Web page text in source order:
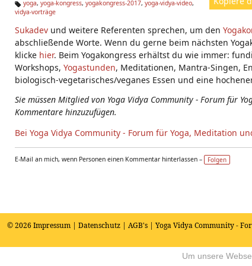
Ta
s:
yoga, yoga-kongress, yogakongress-2017, yoga-vidya-video,
vidya-vorträge
Sukadev und weitere Referenten sprechen, um den
abschließende Worte. Wenn du gerne beim nächsten
klicke hier. Beim Yogakongress erhältst du wie immer:
Workshops, Yogastunden, Meditationen, Mantra-Singen,
biologisch-vegetarisches/veganes Essen und eine
Sie müssen Mitglied von Yoga Vidya Community - Forum für
Kommentare hinzuzufügen.
Bei Yoga Vidya Community - Forum für Yoga, Meditation
E-Mail an mich, wenn Personen einen Kommentar hinterlassen – Folgen
© 2026 Impressum | Datenschutz | AGB's | Yoga Vidya Community -
Um unsere